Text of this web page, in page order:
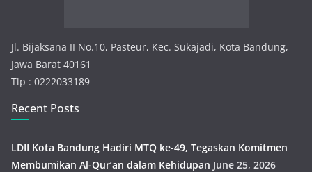
Jl. Bijaksana II No.10, Pasteur, Kec. Sukajadi, Kota Bandung,
Jawa Barat 40161
Tlp : 0222033189
Recent Posts
LDII Kota Bandung Hadiri MTQ ke-49, Tegaskan Komitmen
Membumikan Al-Qur’an dalam Kehidupan June 25, 2026